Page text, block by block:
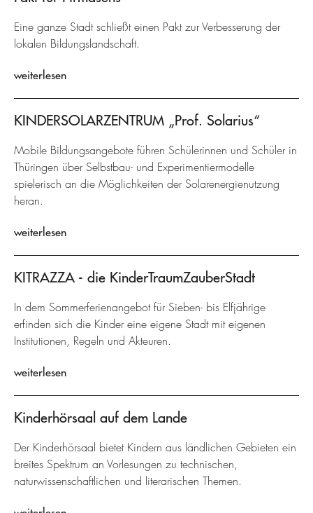
Eine ganze Stadt schließt einen Pakt zur Verbesserung der
lokalen Bildungslandschaft.
weiterlesen
KINDERSOLARZENTRUM „Prof. Solarius“
Mobile Bildungsangebote führen Schülerinnen und Schüler in
Thüringen über Selbstbau- und Experimentiermodelle
spielerisch an die Möglichkeiten der Solarenergienutzung
heran.
weiterlesen
KITRAZZA - die KinderTraumZauberStadt
In dem Sommerferienangebot für Sieben- bis Elfjährige
erfinden sich die Kinder eine eigene Stadt mit eigenen
Institutionen, Regeln und Akteuren.
weiterlesen
Kinderhörsaal auf dem Lande
Der Kinderhörsaal bietet Kindern aus ländlichen Gebieten ein
breites Spektrum an Vorlesungen zu technischen,
naturwissenschaftlichen und literarischen Themen.